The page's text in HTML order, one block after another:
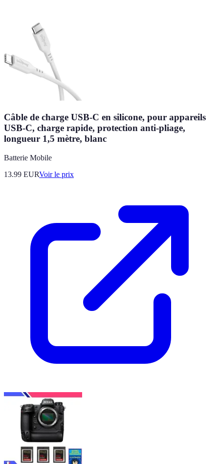
Câble de charge USB-C en silicone, pour appareils
USB-C, charge rapide, protection anti-pliage,
longueur 1,5 mètre, blanc
Batterie Mobile
13.99 EURVoir le prix